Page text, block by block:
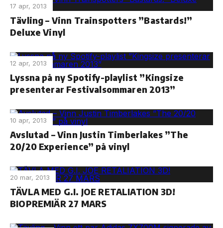
17 apr, 2013
Tävling – Vinn Trainspott​ers ”Bastards!​”
Deluxe Vinyl
12 apr, 2013
Lyssna på ny Spotify-playlist ”Kingsize
presenterar Festivalsommaren 2013”
10 apr, 2013
Avslutad – Vinn Justin Timberlakes ”The
20/20 Experience” på vinyl
20 mar, 2013
TÄVLA MED G.I. JOE RETALIATION 3D!
BIOPREMIÄR 27 MARS